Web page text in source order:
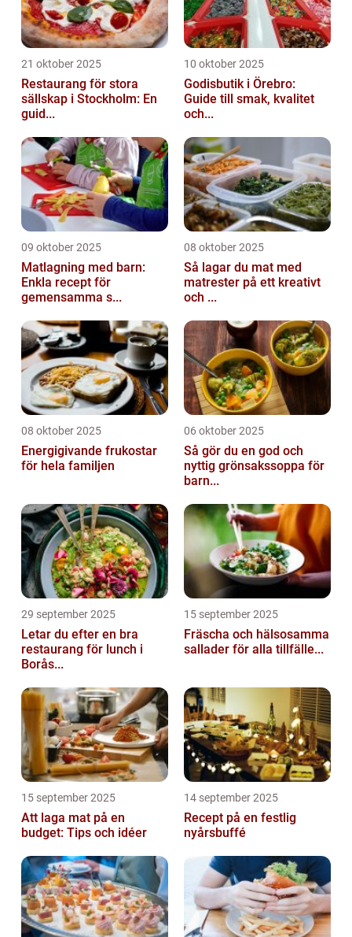
21 oktober 2025
Restaurang för stora
sällskap i Stockholm: En
guid...
10 oktober 2025
Godisbutik i Örebro:
Guide till smak, kvalitet
och...
09 oktober 2025
Matlagning med barn:
Enkla recept för
gemensamma s...
08 oktober 2025
Så lagar du mat med
matrester på ett kreativt
och ...
08 oktober 2025
Energigivande frukostar
för hela familjen
06 oktober 2025
Så gör du en god och
nyttig grönsakssoppa för
barn...
29 september 2025
Letar du efter en bra
restaurang för lunch i
Borås...
15 september 2025
Fräscha och hälsosamma
sallader för alla tillfälle...
15 september 2025
Att laga mat på en
budget: Tips och idéer
14 september 2025
Recept på en festlig
nyårsbuffé